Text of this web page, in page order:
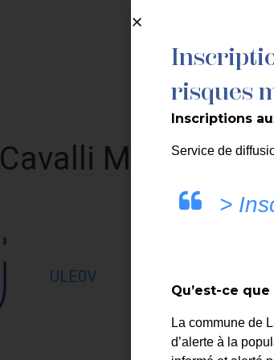
MON
Marie-Jo
ULE0V
risques
Inscriptions
Service de
>
Qu’est-ce
La commune de
d’alerte à la